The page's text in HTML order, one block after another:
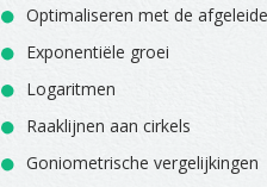
Optimaliseren met de afgeleide
Exponentiële groei
Logaritmen
Raaklijnen aan cirkels
Goniometrische vergelijkingen